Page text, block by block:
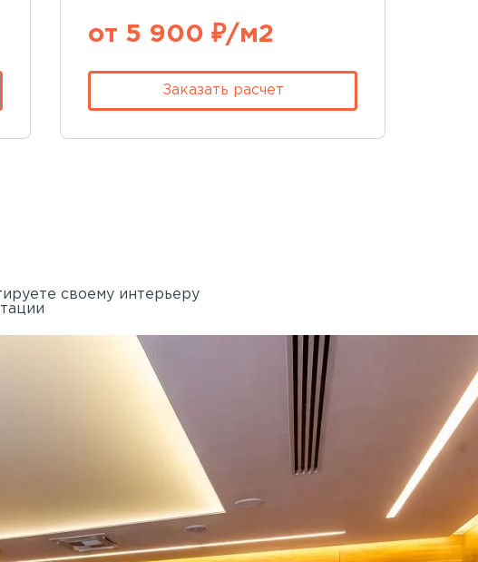
от 5 900 ₽/м2
Заказать расчет
своему интерьеру
Rail
Академия танца Бориса
Применены потолочные
Wallhof Wood™